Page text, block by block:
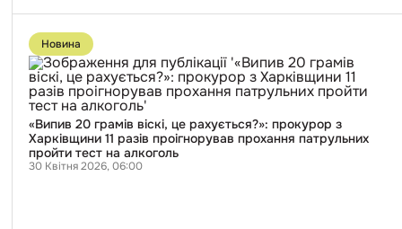
відразу
спалив
авто
військових
Перейти
публікації
«Випив
грамів
віскі,
рахується?»:
прокурор
Новина
«Випив 20 грамів віскі, це рахується?»: прокурор з
Харківщини 11 разів проігнорував прохання патрульних
пройти тест на алкоголь
30 Квітня 2026, 06:00